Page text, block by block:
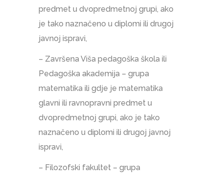
predmet u dvopredmetnoj grupi, ako
je tako naznačeno u diplomi ili drugoj
javnoj ispravi,
– Završena Viša pedagoška škola ili
Pedagoška akademija – grupa
matematika ili gdje je matematika
glavni ili ravnopravni predmet u
dvopredmetnoj grupi, ako je tako
naznačeno u diplomi ili drugoj javnoj
ispravi,
– Filozofski fakultet – grupa